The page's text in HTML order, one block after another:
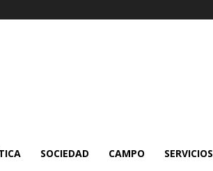
SOCIEDAD CAMPO SERVICIOS